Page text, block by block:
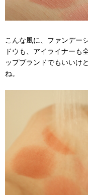
こんな風に、ファンデー
ドウも、アイライナーも
ップブランドでもいいけ
ね。